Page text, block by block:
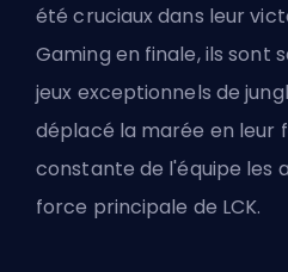
été cruciaux dans leur
Gaming en finale, ils sont
jeux exceptionnels de
déplacé la marée en leur
constante de l'équipe les
force principale de LCK.